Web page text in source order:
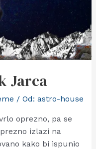
Jarca
/ Od: astro-house
oprezno, pa se
izlazi na
kako bi ispunio